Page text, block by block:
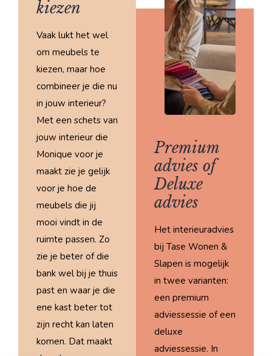
kiezen
Vaak lukt het wel
om meubels te
kiezen, maar hoe
combineer je die nu
in jouw interieur?
Met een schets van
jouw interieur die
Monique voor je
maakt zie je gelijk
voor je hoe de
meubels die jij
mooi vindt in de
ruimte passen. Zo
zie je beter of die
bank wel bij je thuis
past en waar je die
ene kast beter tot
zijn recht kan laten
komen. Dat maakt
Premium
advies of
Deluxe
advies
Het interieuradvies
bij Tase Wonen &
Slapen is mogelijk
in twee varianten:
een premium
adviessessie of een
deluxe
adviessessie. In